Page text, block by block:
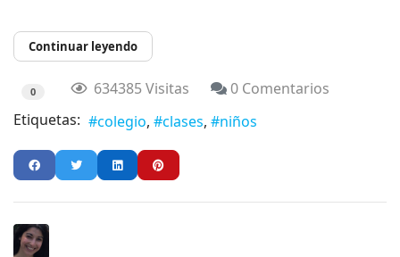
Continuar leyendo
0 634385 Visitas
0 Comentarios
Etiquetas:
colegio clases niños